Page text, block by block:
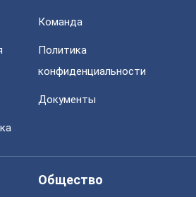
Команда
Политика
конфиденциальности
Документы
Общество